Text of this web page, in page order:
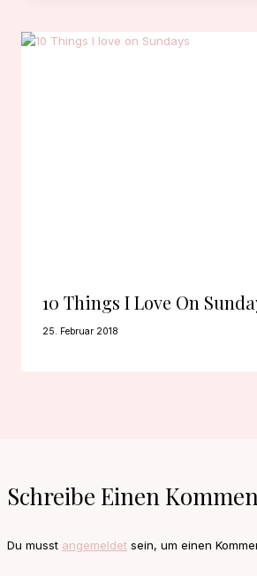
10 Things I Love On
25. Februar 2018
Schreibe Einen
Du musst angemeldet sein, um einen